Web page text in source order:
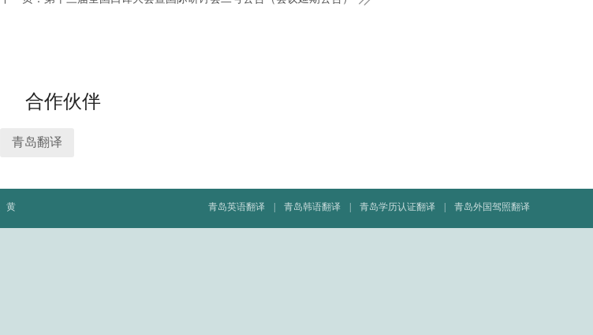
合作伙伴
青岛翻译
黄
青岛英语翻译 青岛韩语翻译 青岛学历认证翻译 青岛外国驾照翻译